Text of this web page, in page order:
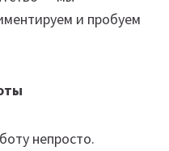
и пробуем
непросто.